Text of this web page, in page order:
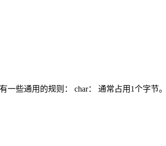
些通用的规则： char： 通常占用1个字节